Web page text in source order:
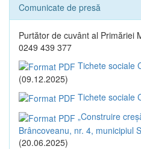
Comunicate de presă
Purtător de cuvânt al Primăriei
0249 439 377
Tichete sociale
(09.12.2025)
Tichete sociale
„Construire
Brâncoveanu, nr. 4, municipiul
(20.06.2025)